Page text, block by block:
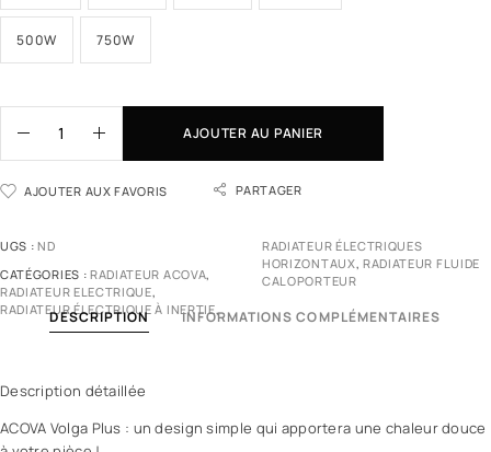
500W 750W
AJOUTER AU PANIER
AJOUTER AUX FAVORIS PARTAGER
UGS :ND
CATÉGORIES : RADIATEUR ACOVA,
RADIATEUR ELECTRIQUE,
RADIATEUR ÉLECTRIQUE À INERTIE,
RADIATEUR ÉLECTRIQUES
HORIZONTAUX, RADIATEUR FLUIDE
CALOPORTEUR
DESCRIPTION INFORMATIONS COMPLÉMENTAIRES
Description détaillée
ACOVA Volga Plus : un design simple qui apportera une chaleur douce